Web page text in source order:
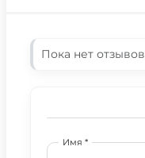
Пока нет отзывов
Имя *